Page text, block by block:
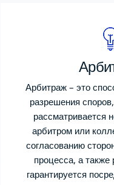
Арбитраж – это
разрешения
рассматривается
арбитром или
согласованию
процесса, а также
гарантируется